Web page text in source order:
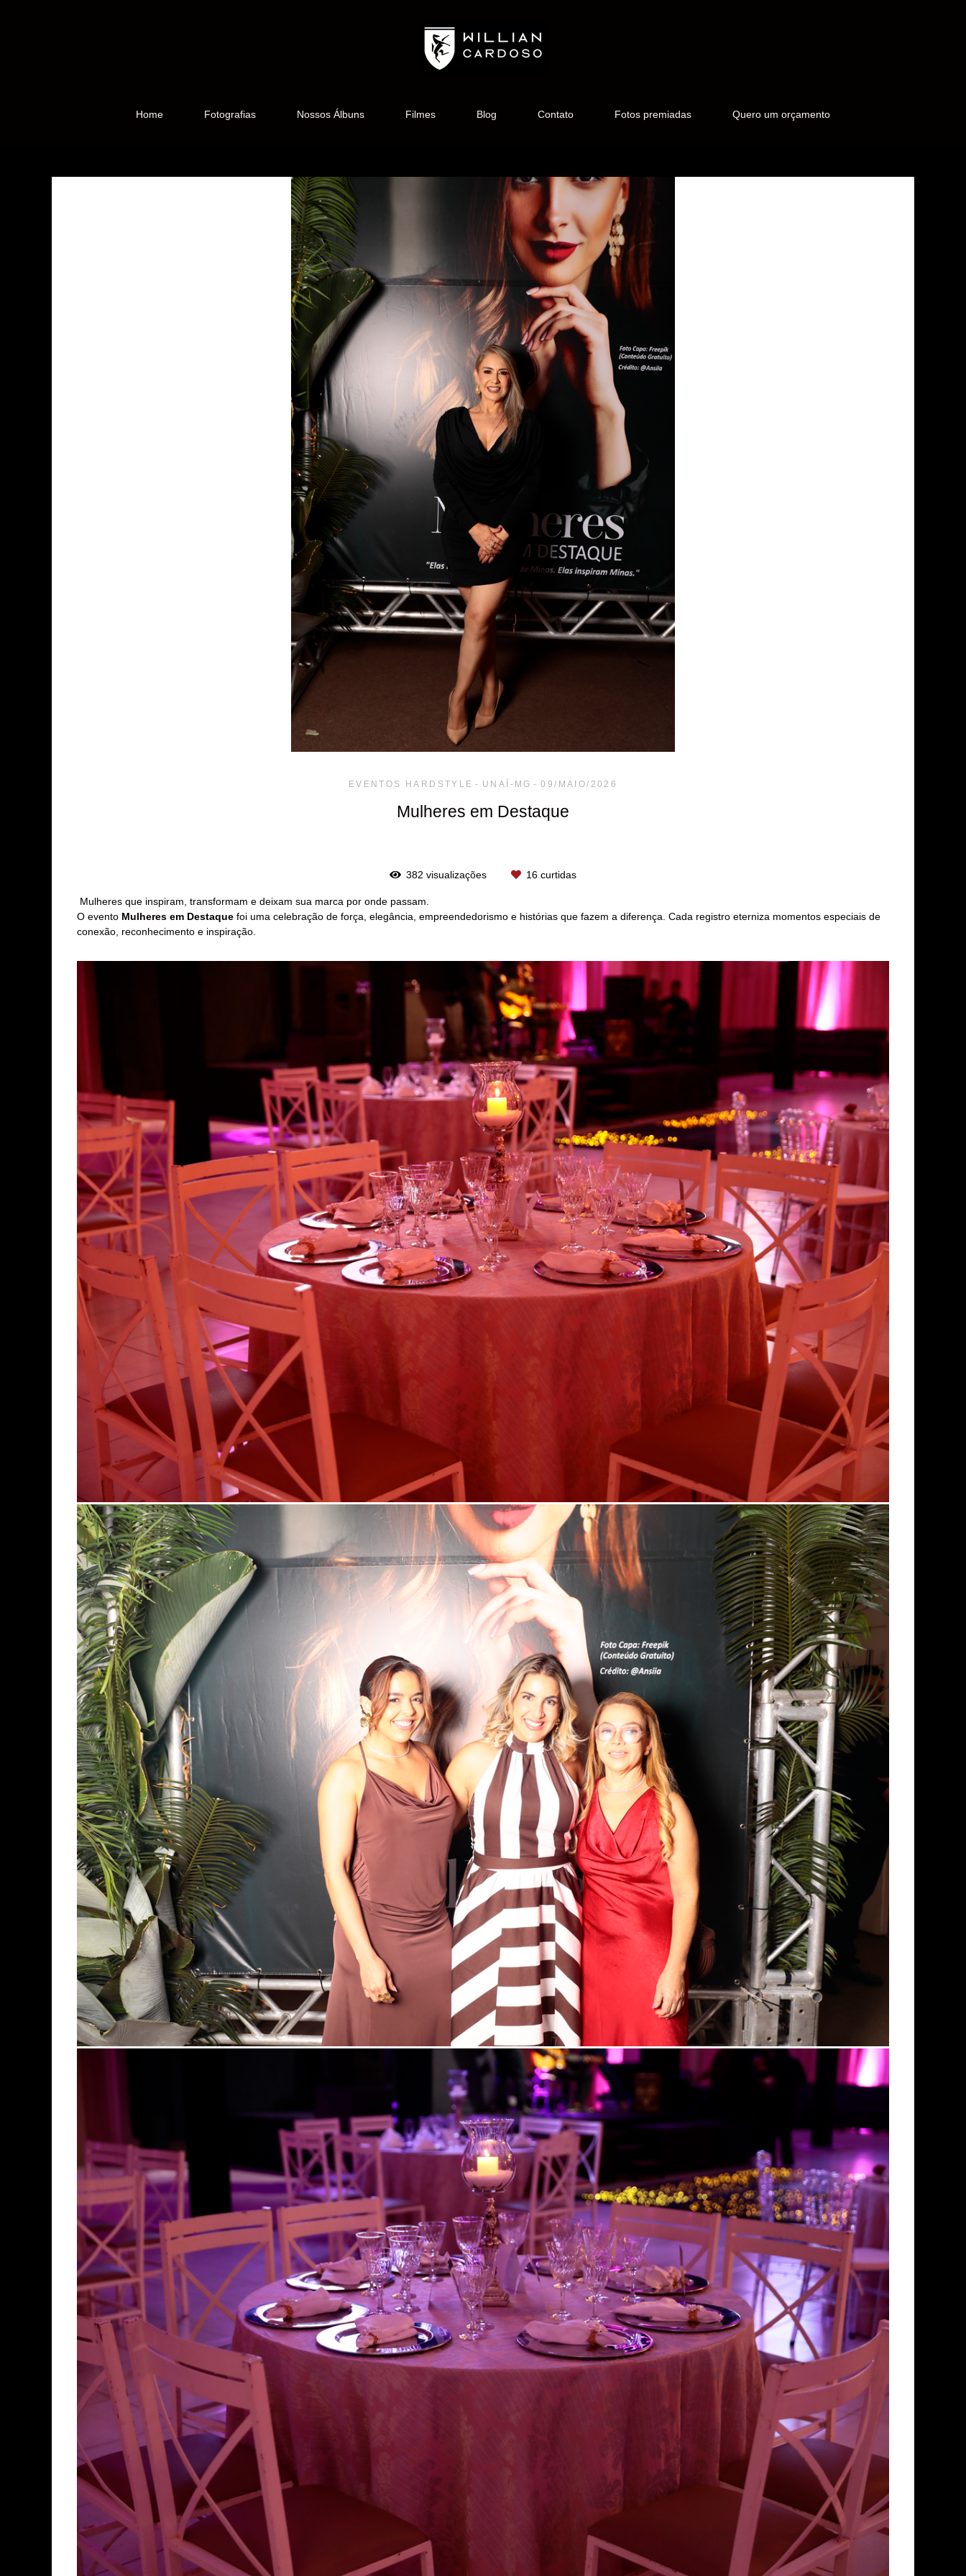
Home Fotografias Nossos Álbuns Filmes Blog Contato Fotos premiadas Quero um orçamento
EVENTOS HARDSTYLE UNAÍ-MG 09/MAIO/2026
Mulheres em Destaque
382 visualizações 16 curtidas
Mulheres que inspiram, transformam e deixam sua marca por onde passam.
O evento Mulheres em Destaque foi uma celebração de força, elegância, empreendedorismo e histórias que fazem a diferença. Cada registro eterniza momentos especiais de
conexão, reconhecimento e inspiração.